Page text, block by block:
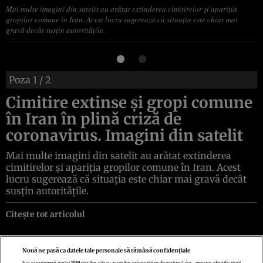
Mai multe imagini din satelit au arătat extinderea cimitirelor şi apariţia
gropilor comune în Iran. Acest lucru sugerează că situaţia este chiar mai
gravă decât susţin autorităţile.
Poza 1 / 2
Cimitire extinse şi gropi comune
în Iran în plină criză de
coronavirus. Imagini din satelit
Mai multe imagini din satelit au arătat extinderea
cimitirelor şi apariţia gropilor comune în Iran. Acest
lucru sugerează că situaţia este chiar mai gravă decât
susţin autorităţile.
Citește tot articolul
Nouă ne pasă ca datele tale personale să rămână confidențiale